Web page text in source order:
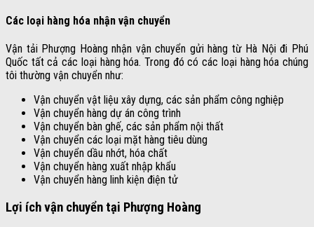
Các loại hàng hóa nhận vận chuyển
Vận tải Phượng Hoàng nhận vận chuyển gửi hàng từ Hà Nội đi Phú
Quốc tất cả các loại hàng hóa. Trong đó có các loại hàng hóa chúng
tôi thường vận chuyển như:
Vận chuyển vật liệu xây dựng, các sản phẩm công nghiệp
Vận chuyển hàng dự án công trình
Vận chuyển bàn ghế, các sản phẩm nội thất
Vận chuyển các loại mặt hàng tiêu dùng
Vận chuyển dầu nhớt, hóa chất
Vận chuyển hàng xuất nhập khẩu
Vận chuyển hàng linh kiện điện tử
Lợi ích vận chuyển tại Phượng Hoàng